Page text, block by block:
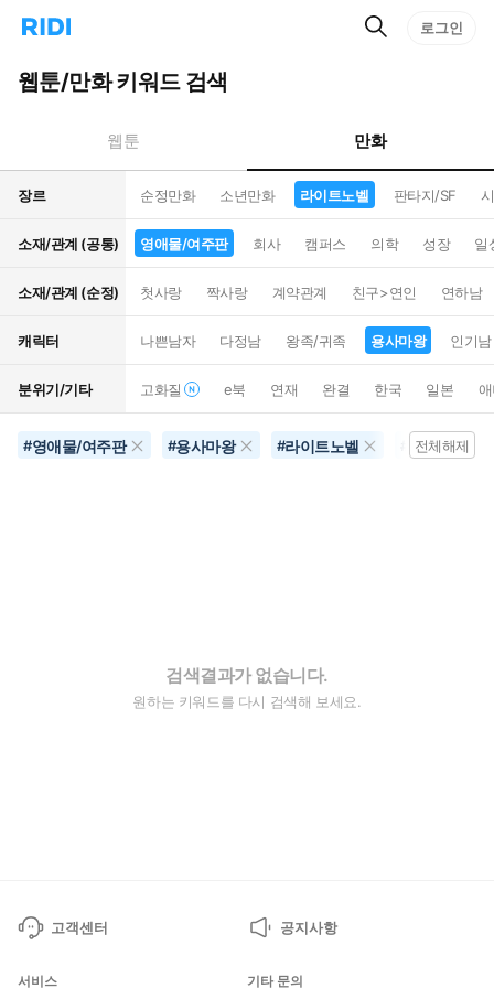
리
홈
으
턴
트
검
로그인
웹툰/만화 키워드 검색
웹툰 만화
장르 순정만화 소년만화 라이트노벨 판타지/SF
소재/관계 (공통) 영애물/여주판 회사 캠퍼스 의학 성장 일
소재/관계 (순정) 첫사랑 짝사랑 계약관계 친구>연인 연하남
캐릭터 나쁜남자 다정남 왕족/귀족 용사마왕 인기남
분위기/기타 고화질 e북 연재 완결 한국 일본
#영애물/여주판 #용사마왕 #라이트노벨 미래배경
전체해제
검색결과가 없습니다.
원하는 키워드를 다시 검색해 보세요.
고객센터 공지사항
서비스 기타 문의